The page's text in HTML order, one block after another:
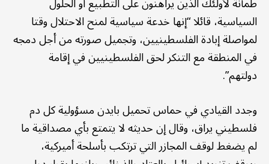
السياسية، قائلا “إنها خدعة سياسية لمنح الاحتلال وقتا
لمواصلة إبادة الفلسطينيين، وتجميل صورته من أجل دمجه
في المنطقة مع التنكر لحق الفلسطينيين في إقامة
دولتهم”.
وجدد القيادي في حماس تحميل بايدن مسؤولية كل دم
فلسطيني يراق، وقال إن حديثه لا يتمتع بأي مصداقية ما
لم يضغط لوقف المجازر التي ترتكب بأسلحة أميركية،